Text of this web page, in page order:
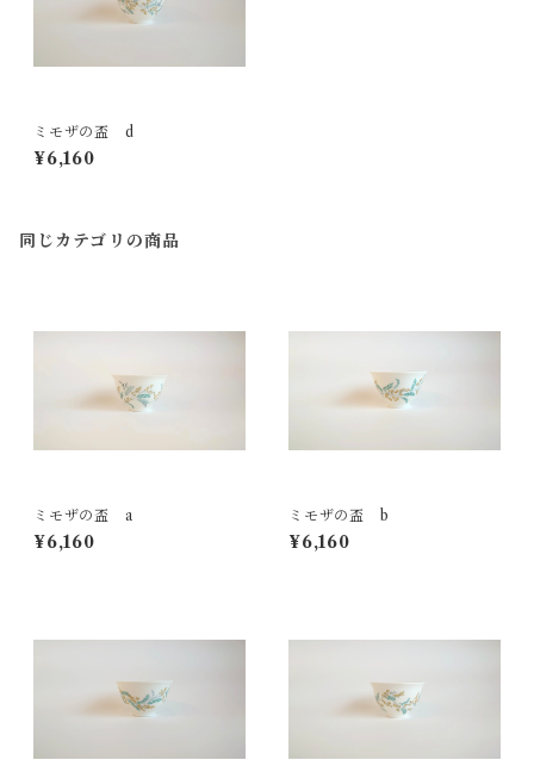
ミモザの盃 d
¥6,160
同じカテゴリの商品
ミモザの盃 a
¥6,160
ミモザの盃 b
¥6,160